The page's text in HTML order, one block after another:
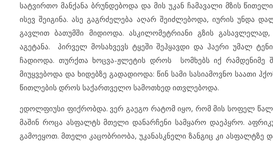
სატვირთო მანქანა ბრუნდებოდა და მის უკან ჩამავალი მზის
ისევ შეიგინა. ასე გაგრძელება აღარ შეიძლებოდა, იურის უნდა
გავლით ბათუმში მიდიოდა. ასკილომეტრიანი გზის
აგეტანა. პირველ მოსახვევს ტყეში შეჰყავდი და ჰაერი უმალ
ჩადიოდა. თურქთა ხოცვა-ჟლეტის დროს სომხებს იქ რამდენიმე
მიუყვებოდა და ხიდებზე გადადიოდა: წინ სამი სასიამოვნო საათი
წითლების დროს საქართველო სამოთხედ ითვლებოდა.
ედოლფიუსი ფიქრობდა. ვერ გაეგო რატომ იყო, რომ მის სოფელ
მაშინ როცა ასფალტს მთელი დანარჩენი სამყარო დაეპყრო.
გამოეყოთ. მთელი კაცობრიობა, უკანასკნელი ზანგიც კი